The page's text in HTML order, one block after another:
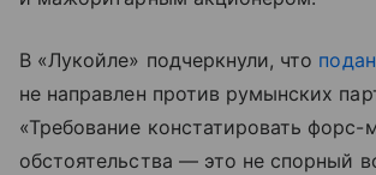
В «Лукойле» подчеркнули, что
не направлен против румынских
«Требование констатировать
обстоятельства — это не спорный